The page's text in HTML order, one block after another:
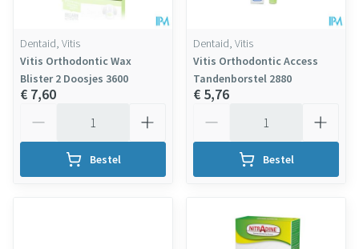
Dentaid, Vitis
Vitis Orthodontic Wax
Blister 2 Doosjes 3600
€ 7,60
Bestel
Dentaid, Vitis
Vitis Orthodontic Access
Tandenborstel 2880
€ 5,76
Bestel